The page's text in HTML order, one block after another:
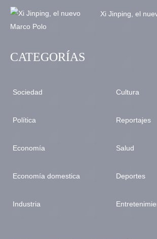
Xi Jinping, el
CATEGORÍAS
Sociedad
Política
Economía
Economía domestica
Industria
Cultura
Reportajes
Salud
Deportes